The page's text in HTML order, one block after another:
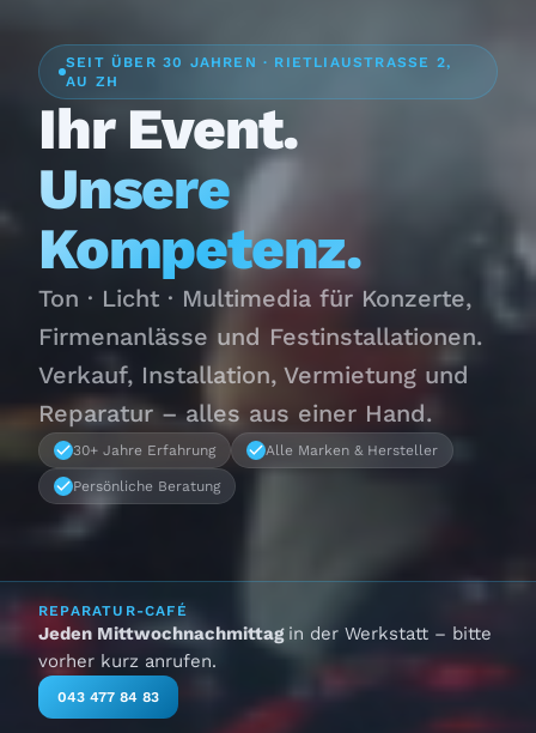
SEIT ÜBER 30 JAHREN · RIETLIAUSTRASSE 2,
AU ZH
Ihr Event.
Unsere
Kompetenz.
Ton · Licht · Multimedia für Konzerte,
Firmenanlässe und Festinstallationen.
Verkauf, Installation, Vermietung und
Reparatur – alles aus einer Hand.
30+ Jahre Erfahrung Alle Marken & Hersteller
Persönliche Beratung
REPARATUR-CAFÉ
Jeden Mittwochnachmittag in der Werkstatt – bitte
vorher kurz anrufen.
043 477 84 83